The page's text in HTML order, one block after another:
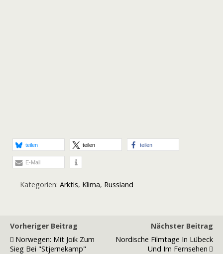
teilen teilen teilen
E-Mail
Kategorien: Arktis, Klima, Russland
Vorheriger Beitrag
Norwegen: Mit Joik Zum
Sieg Bei "Stjernekamp"
Nächster Beitrag
Nordische Filmtage In Lübeck
Und Im Fernsehen